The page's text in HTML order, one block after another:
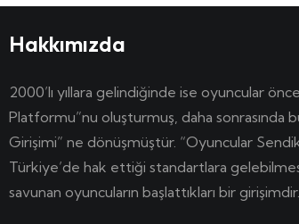
Hakkımızda
2000’lı yıllara gelindiğinde ise oyuncular
Platformu”nu oluşturmuş, daha sonrasında
Girişimi” ne dönüşmüştür. “Oyuncular
Türkiye’de hak ettiği standartlara
savunan oyuncuların başlattıkları bir girişimdir.